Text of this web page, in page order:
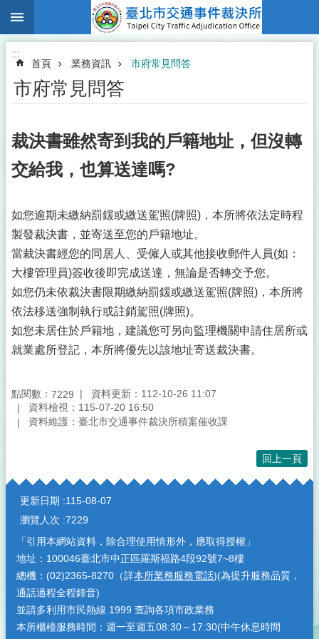
跳到主要內容區塊
:::
首頁 業務資訊 市府常見問答
市府常見問答
裁決書雖然寄到我的戶籍地址，但沒轉
交給我，也算送達嗎?
如您逾期未繳納罰鍰或繳送駕照(牌照)，本所將依法定時程
製發裁決書，並寄送至您的戶籍地址。
當裁決書經您的同居人、受僱人或其他接收郵件人員(如：
大樓管理員)簽收後即完成送達，無論是否轉交予您。
如您仍未依裁決書限期繳納罰鍰或繳送駕照(牌照)，本所將
依法移送強制執行或註銷駕照(牌照)。
如您未居住於戶籍地，建議您可另向監理機關申請住居所或
就業處所登記，本所將優先以該地址寄送裁決書。
點閱數： 7229
資料更新：112-10-26 11:07
資料檢視：115-07-20 16:50
資料維護：臺北市交通事件裁決所積案催收課
回上一頁
:::
更新日期
115-08-07
瀏覽人次 7229
「引用本網站資料，除合理使用情形外，應取得授權」
地址：100046臺北市中正區羅斯福路4段92號7~8樓
總機：(02)2365-8270（詳本所業務服務電話)(為提升服務品質，
通話過程全程錄音)
並請多利用市民熱線 1999 查詢各項市政業務
本所櫃檯服務時間：週一至週五08:30～17:30(中午休息時間